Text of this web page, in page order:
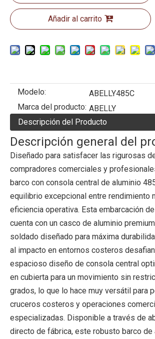
Añadir al carrito
Modelo:
ABELLY485C
Marca del producto: ABELLY
Descripción del Producto
Descripción general del
Diseñado para satisfacer las rigurosas
compradores comerciales y
barco con consola central de aluminio
equilibrio excepcional entre rendimiento
eficiencia operativa. Esta embarcación
cuenta con un casco de aluminio
soldado diseñado para máxima
al impacto en entornos costeros
espacioso diseño de consola central
en cubierta para un movimiento sin
grados, lo que lo hace muy versátil para
cruceros costeros y operaciones
especializadas. Disponible a través de
directo de fábrica, este robusto barco de